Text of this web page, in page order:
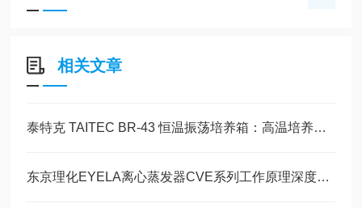
相关文章
泰特克 TAITEC BR-43 恒温振荡培养箱：高温培养与细胞驯化的技术解决方案
东京理化EYELA离心蒸发器CVE系列工作原理深度解析